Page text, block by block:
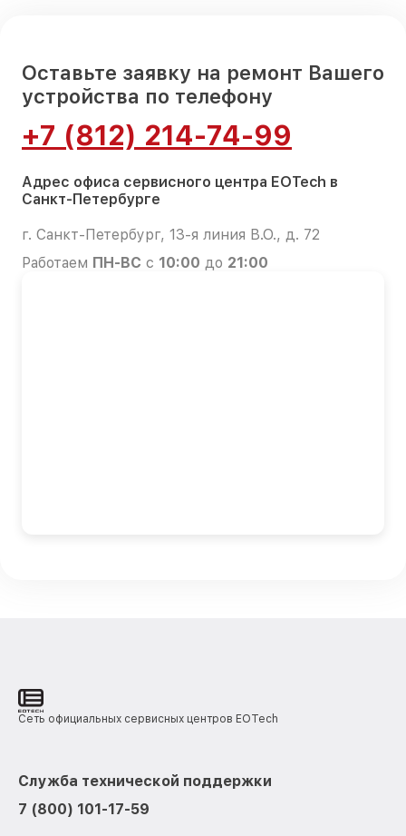
Оставьте заявку на ремонт Вашего
устройства по телефону
+7 (812) 214-74-99
Адрес офиса сервисного центра EOTech в
Санкт-Петербурге
г. Санкт-Петербург, 13-я линия В.О., д. 72
Работаем ПН-ВС с 10:00 до 21:00
Сеть официальных сервисных центров EOTech
Служба технической поддержки
7 (800) 101-17-59